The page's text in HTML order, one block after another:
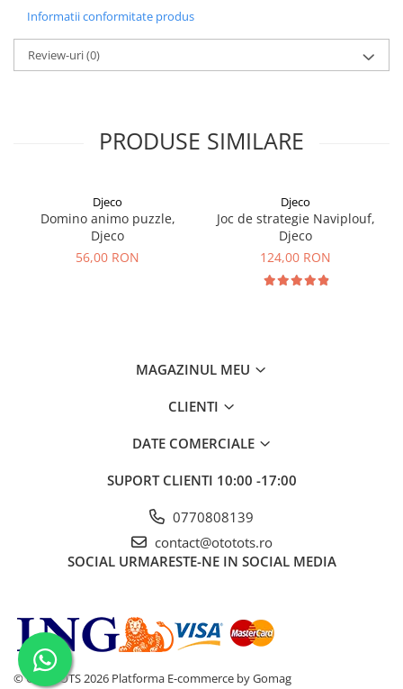
Informatii conformitate produs
Review-uri(0)
PRODUSE SIMILARE
Djeco
Domino animo puzzle,
Djeco
56,00 RON
Djeco
Joc de strategie Naviplouf,
Djeco
124,00 RON
MAGAZINUL MEU
CLIENTI
DATE COMERCIALE
SUPORT CLIENTI 10:00 -17:00
0770808139
contact@ototots.ro
SOCIAL URMARESTE-NE IN SOCIAL MEDIA
© OTO TOTS 2026 Platforma E-commerce by Gomag